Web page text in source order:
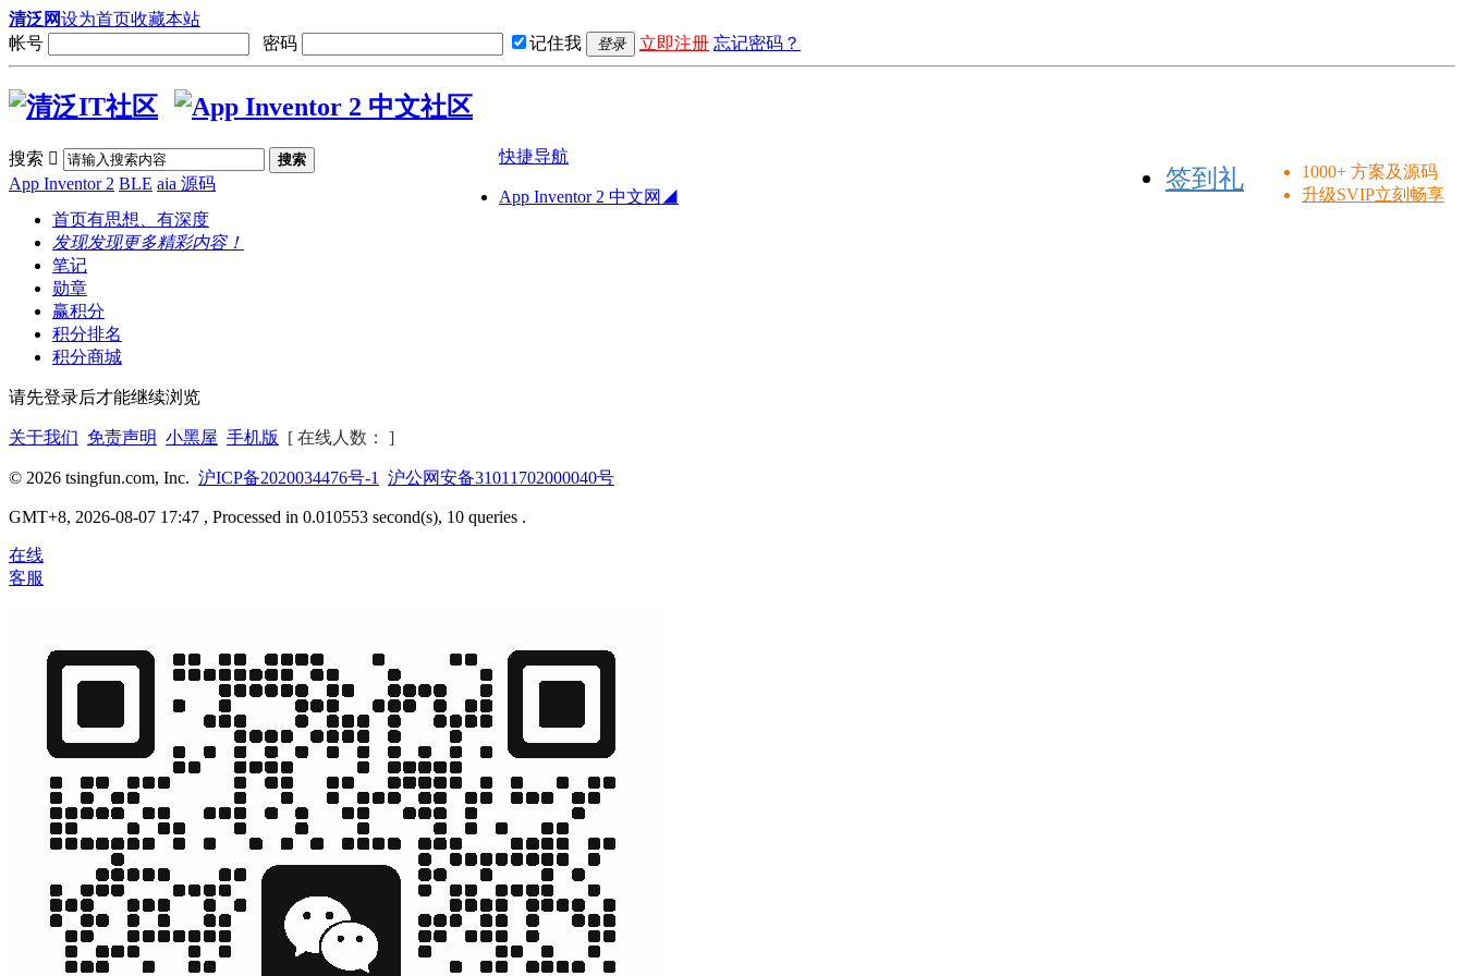
清泛网设为首页收藏本站
帐号
密码 记住我 登录 立即注册 忘记密码？
搜索  搜索
App Inventor 2 BLE aia 源码 签到礼
1000+ 方案及源码
升级SVIP立刻畅享
快捷导航
App Inventor 2 中文网◢
首页有思想、有深度
发现发现更多精彩内容！
笔记
勋章
赢积分
积分排名
积分商城
请先登录后才能继续浏览
关于我们 免责声明 小黑屋 手机版 [ 在线人数： ]
© 2026 tsingfun.com, Inc. 沪ICP备2020034476号-1 沪公网安备31011702000040号
GMT+8, 2026-08-07 17:47 , Processed in 0.010553 second(s), 10 queries .
在线
客服